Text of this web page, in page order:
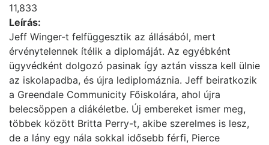
11,833
Leírás:
Jeff Winger-t felfüggesztik az állásából, mert
érvénytelennek ítélik a diplomáját. Az egyébként
ügyvédként dolgozó pasinak így aztán vissza kell ülnie
az iskolapadba, és újra lediplomáznia. Jeff beiratkozik
a Greendale Communicity Főiskolára, ahol újra
belecsöppen a diákéletbe. Új embereket ismer meg,
többek között Britta Perry-t, akibe szerelmes is lesz,
de a lány egy nála sokkal idősebb férfi, Pierce